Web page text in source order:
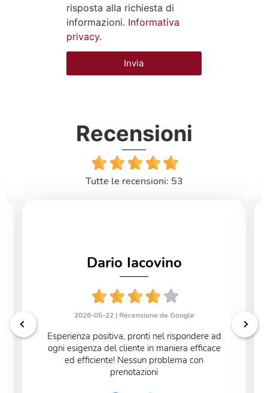
risposta alla richiesta di
informazioni. Informativa
privacy.
Invia
Recensioni
Tutte le recensioni: 53
Dario Iacovino
2026-05-22 | Recensione da Google
Esperienza positiva, pronti nel rispondere ad
ogni esigenza del cliente in maniera efficace
ed efficiente! Nessun problema con
prenotazioni